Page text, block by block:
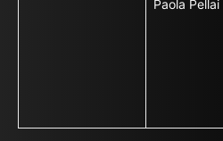
Paola Pellai